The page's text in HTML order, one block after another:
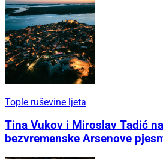
Tople ruševine ljeta
Tina Vukov i Miroslav Tadić
bezvremenske Arsenove